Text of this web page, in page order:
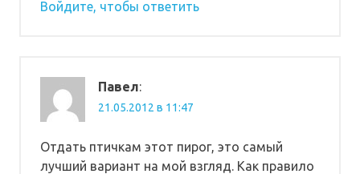
Войдите, чтобы ответить
Павел:
21.05.2012 в 11:47
Отдать птичкам этот пирог, это самый
лучший вариант на мой взгляд. Как правило